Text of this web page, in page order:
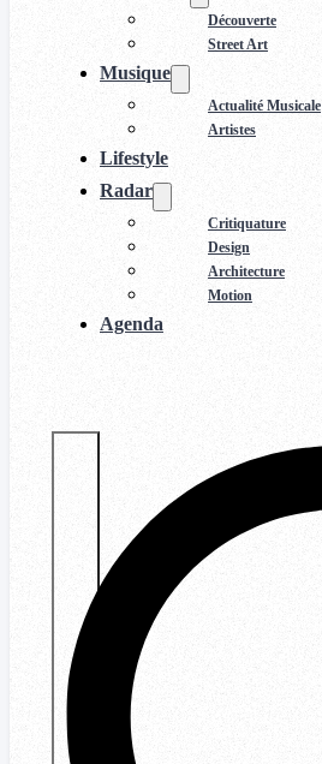
Découverte
Street Art
Musique
Actualité Musicale
Artistes
Lifestyle
Radar
Critiquature
Design
Architecture
Motion
Agenda